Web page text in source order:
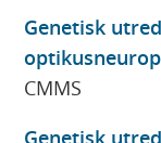
Genetisk
CMMS
Genetisk